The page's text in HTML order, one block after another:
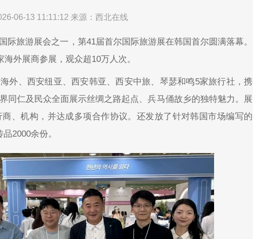
06-13 11:11:12 来源：西北在线
际旅游展会之一，第41届首尔国际旅游展在韩国首尔圆满落幕。
外展商参展，观众超10万人次。
外、西安纽亚、西安韩亚、西安中旅、琴瑟和鸣5家旅行社，携
同仁及民众全面展示丝绸之路起点、兵马俑故乡的独特魅力。展
、机构，并达成多项合作协议。还发放了针对韩国市场编写的
2000余份。